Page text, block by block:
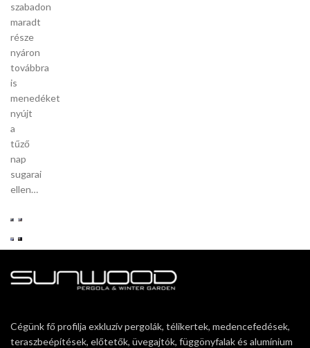
szabadon
maradt
része
nyáron
továbbra
is
menedéket
nyújt
a
tűző
nap
sugarai
ellen…
Cégünk fő profilja exkluzív pergolák, télikertek, medencefedések,
teraszbeépítések, előtetők, üvegajtók, függönyfalak és alumínium